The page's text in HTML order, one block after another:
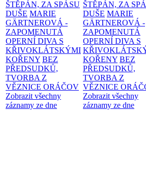
ŠTĚPÁN, ZA SPÁSU
DUŠE MARIE
GÄRTNEROVÁ -
ZAPOMENUTÁ
OPERNÍ DIVA S
KŘIVOKLÁTSKÝMI
KOŘENY BEZ
PŘEDSUDKŮ,
TVORBA Z
VĚZNICE ORÁČOV
Zobrazit všechny
záznamy ze dne
ŠTĚPÁN, ZA
DUŠE MARIE
GÄRTNEROVÁ -
ZAPOMENUTÁ
OPERNÍ DIVA S
KOŘENY BEZ
PŘEDSUDKŮ,
TVORBA Z
VĚZNICE
Zobrazit všechny
záznamy ze dne